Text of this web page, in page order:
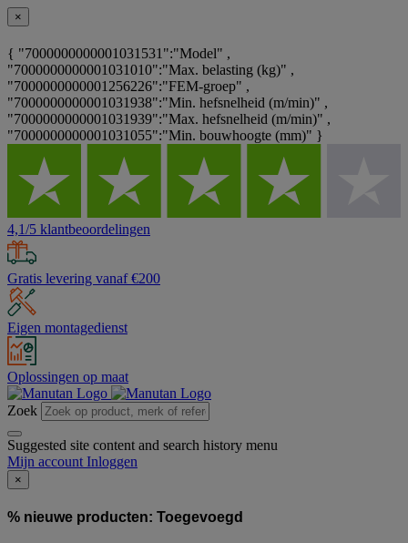
×
{ "7000000000001031531":"Model" ,
"7000000000001031010":"Max. belasting (kg)" ,
"7000000000001256226":"FEM-groep" ,
"7000000000001031938":"Min. hefsnelheid (m/min)" ,
"7000000000001031939":"Max. hefsnelheid (m/min)" ,
"7000000000001031055":"Min. bouwhoogte (mm)" }
4,1/5 klantbeoordelingen
Gratis levering vanaf €200
Eigen montagedienst
Oplossingen op maat
Zoek
Suggested site content and search history menu
Mijn account Inloggen
×
% nieuwe producten: Toegevoegd